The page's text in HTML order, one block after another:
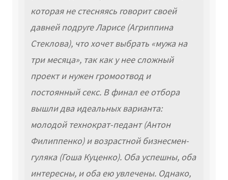
которая не стесняясь говорит своей
давней подруге Ларисе (Агриппина
Стеклова), что хочет выбрать «мужа на
три месяца», так как у нее сложный
проект и нужен громоотвод и
постоянный секс. В финал ее отбора
вышли два идеальных варианта:
молодой технократ-педант (Антон
Филиппенко) и возрастной бизнесмен-
гуляка (Гоша Куценко). Оба успешны, оба
интересны, и оба ею увлечены. Однако,